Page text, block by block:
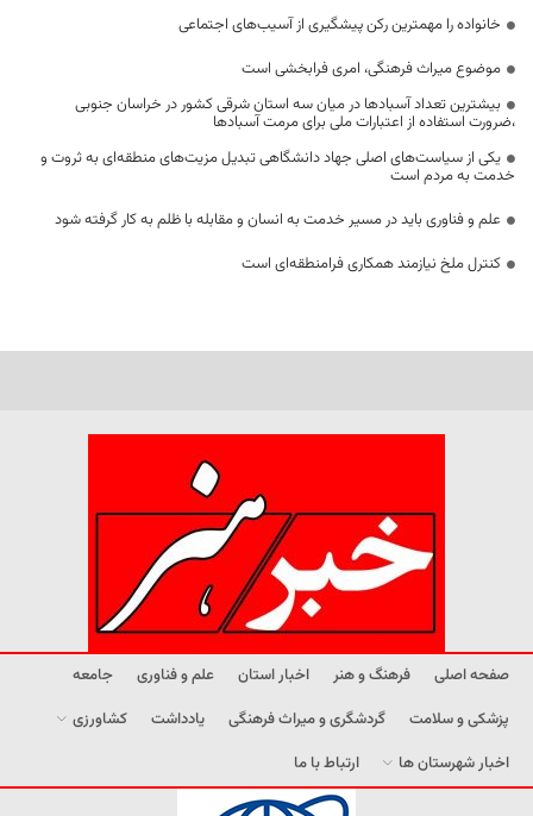
خانواده را مهمترین رکن پیشگیری از آسیب‌های اجتماعی
موضوع میراث فرهنگی، امری فرابخشی است
بیشترین تعداد آسبادها در میان سه استان شرقی کشور در خراسان جنوبی
،ضرورت استفاده از اعتبارات ملی برای مرمت آسبادها
یکی از سیاست‌های اصلی جهاد دانشگاهی تبدیل مزیت‌های منطقه‌ای به ثروت و
خدمت به مردم است
علم و فناوری باید در مسیر خدمت به انسان و مقابله با ظلم به کار گرفته شود
کنترل ملخ نیازمند همکاری فرامنطقه‌ای است
صفحه اصلی فرهنگ و هنر اخبار استان علم و فناوری
جامعه
پزشکی و سلامت
گردشگری و میراث فرهنگی یادداشت
کشاورزی
اخبار شهرستان ها
ارتباط با ما